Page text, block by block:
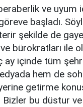
ve uyum
başladı.
şekilde de
bürokratları ile
ay içinde tüm
hem de
getirme
bu düstur